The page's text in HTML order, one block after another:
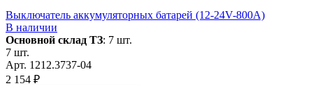
Выключатель аккумуляторных батарей (12-24V-800А)
В наличии
Основной склад ТЗ: 7 шт.
7 шт.
Арт. 1212.3737-04
2 154 ₽